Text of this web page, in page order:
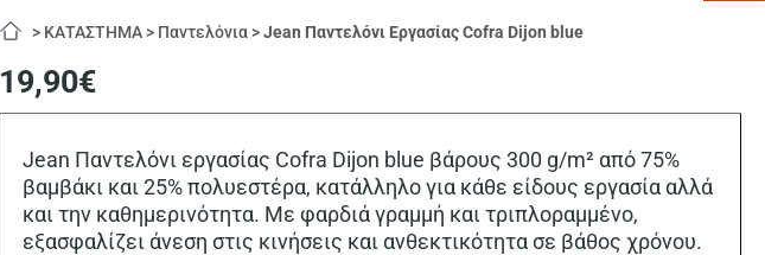
> ΚΑΤΑΣΤΗΜΑ > Παντελόνια >Jean Παντελόνι Εργασίας Cofra Dijon blue
19,90€
Jean Παντελόνι εργασίας Cofra Dijon blue βάρους 300 g/m² από 75%
βαμβάκι και 25% πολυεστέρα, κατάλληλο για κάθε είδους εργασία αλλά
και την καθημερινότητα. Με φαρδιά γραμμή και τριπλοραμμένο,
εξασφαλίζει άνεση στις κινήσεις και ανθεκτικότητα σε βάθος χρόνου.